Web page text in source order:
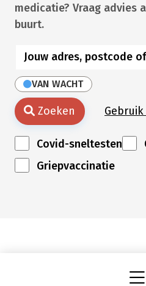
medicatie? Vraag advies
buurt.
VAN WACHT
Zoeken
Covid-sneltesten
Griepvaccinatie